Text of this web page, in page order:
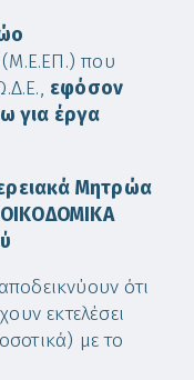
(Μ.Ε.ΕΠ.) που
εφόσον
για έργα
Μητρώα
ΟΙΚΟΔΟΜΙΚΑ
ότι
εκτελέσει
με το